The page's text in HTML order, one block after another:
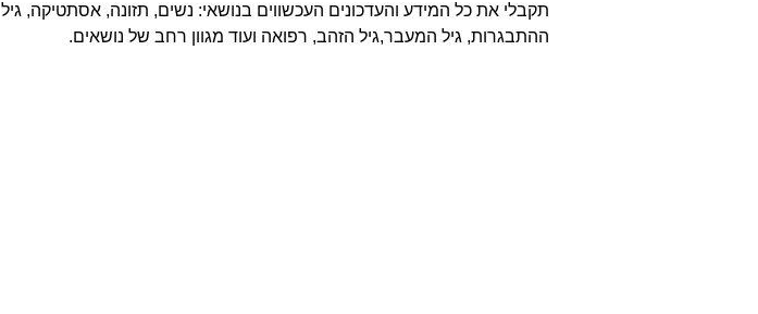
תקבלי את כל המידע והעדכונים העכשווים בנושאי: נשים, תזונה, אסתטיקה, גיל
ההתבגרות, גיל המעבר,גיל הזהב, רפואה ועוד מגוון רחב של נושאים.